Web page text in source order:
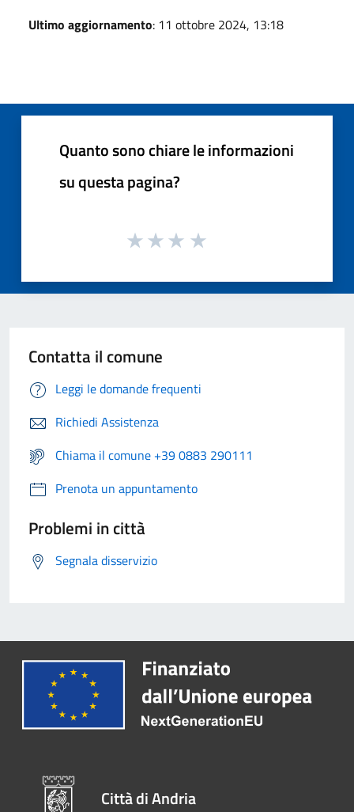
Ultimo aggiornamento: 11 ottobre 2024, 13:18
Quanto sono chiare le informazioni
su questa pagina?
Contatta il comune
Leggi le domande frequenti
Richiedi Assistenza
Chiama il comune +39 0883 290111
Prenota un appuntamento
Problemi in città
Segnala disservizio
Città di Andria